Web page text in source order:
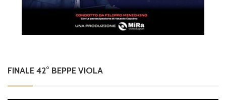
FINALE 42° BEPPE VIOLA